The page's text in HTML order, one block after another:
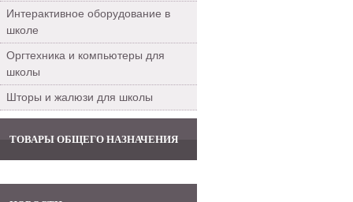
Интерактивное оборудование в
школе
Оргтехника и компьютеры для
школы
Шторы и жалюзи для школы
ТОВАРЫ ОБЩЕГО НАЗНАЧЕНИЯ